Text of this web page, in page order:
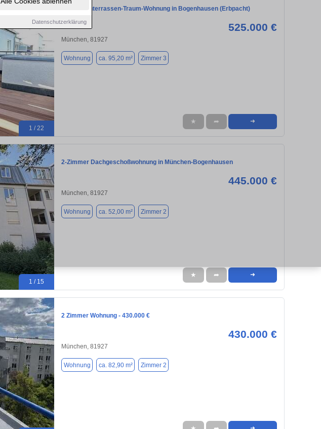
Datenschutzerklärung
1 / 22
Freie Dachterrassen-Traum-Wohnung in Bogenhausen (Erbpacht)
525.000 €
München, 81927
Wohnung ca. 95,20 m² Zimmer 3
★ ➦ ➜
1 / 15
2-Zimmer Dachgeschoßwohnung in München-Bogenhausen
445.000 €
München, 81927
Wohnung ca. 52,00 m² Zimmer 2
★ ➦ ➜
2 Zimmer Wohnung - 430.000 €
430.000 €
München, 81927
Wohnung ca. 82,90 m² Zimmer 2